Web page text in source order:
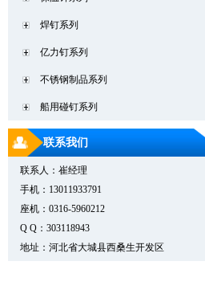
焊钉系列
亿力钉系列
不锈钢制品系列
船用碰钉系列
联系我们
联系人：崔经理
手机：13011933791
座机：0316-5960212
Q Q：303118943
地址：河北省大城县西桑生开发区